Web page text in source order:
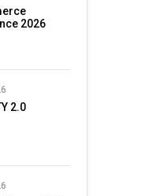
2026
2.0